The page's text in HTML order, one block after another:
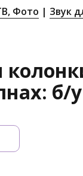
Фото
Звук
б/